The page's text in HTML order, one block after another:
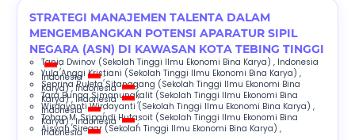
STRATEGI MANAJEMEN TALENTA DALAM
MENGEMBANGKAN POTENSI APARATUR SIPIL
NEGARA (ASN) DI KAWASAN KOTA TEBING TINGGI
Tania Dwinov (Sekolah Tinggi Ilmu Ekonomi Bina Karya) , Indonesia
;
Yula Anggi Kristiani (Sekolah Tinggi Ilmu Ekonomi Bina Karya) ,
Indonesia ;
Seprina Ruleta Sitanggang (Sekolah Tinggi Ilmu Ekonomi Bina
Karya) , Indonesia ;
Tara Bunga Simanungkalit (Sekolah Tinggi Ilmu Ekonomi Bina
Karya) , Indonesia ;
Wirdayanti Wirdayanti(Sekolah Tinggi Ilmu Ekonomi Bina Karya) ,
Indonesia ;
Tohap M. Sripandi Hutasoit (Sekolah Tinggi Ilmu Ekonomi Bina
Karya) , Indonesia ;
Aisyah Siregar(Sekolah Tinggi Ilmu Ekonomi Bina Karya) ,
Indonesia